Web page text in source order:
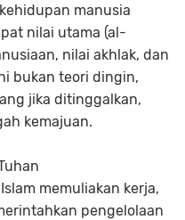
manusia
nilai utama (al-
nilai akhlak, dan
bukan teori dingin,
jika ditinggalkan,
kemajuan.
memuliakan kerja,
pengelolaan